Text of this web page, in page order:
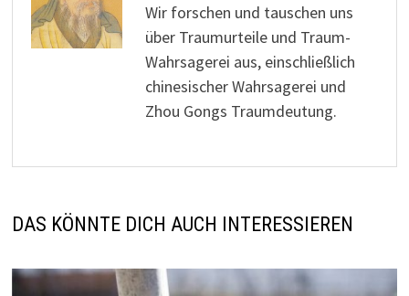
Wir forschen und tauschen uns
über Traumurteile und Traum-
Wahrsagerei aus, einschließlich
chinesischer Wahrsagerei und
Zhou Gongs Traumdeutung.
DAS KÖNNTE DICH AUCH INTERESSIEREN